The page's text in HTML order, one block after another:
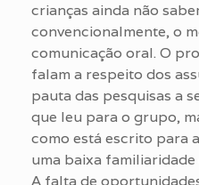
crianças ainda não
convencionalmente, o
comunicação oral. O
falam a respeito dos
pauta das pesquisas a
que leu para o grupo,
como está escrito para
uma baixa
A falta de